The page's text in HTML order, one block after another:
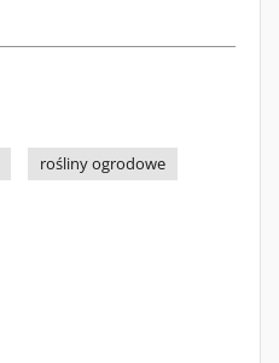
rośliny ogrodowe